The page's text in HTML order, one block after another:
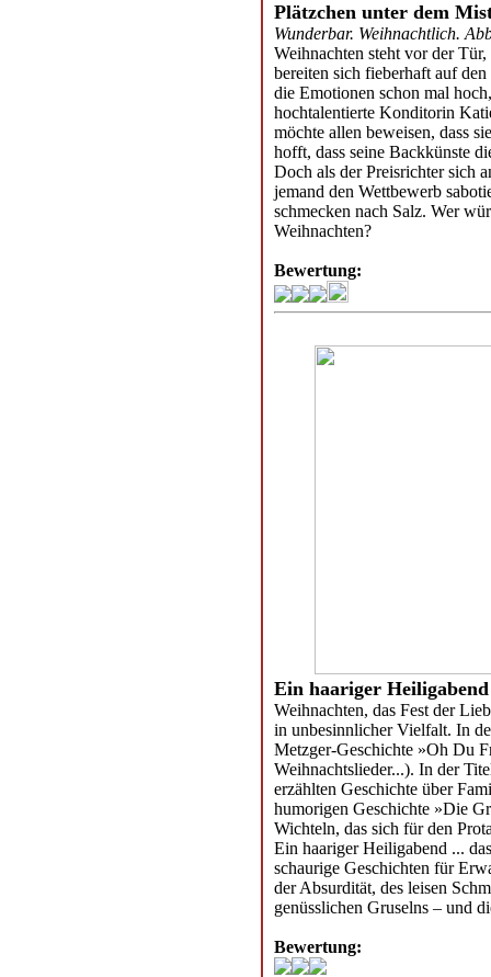
Plätzchen unter dem
Wunderbar. Weihnachtlich.
Weihnachten steht vor der
bereiten sich fieberhaft auf
die Emotionen schon mal
hochtalentierte Konditorin
möchte allen beweisen, dass
hofft, dass seine Backkünste
Doch als der Preisrichter sich
jemand den Wettbewerb
schmecken nach Salz. Wer
Weihnachten?
Bewertung:
Ein haariger
Weihnachten, das Fest der
in unbesinnlicher Vielfalt. In
Metzger-Geschichte »Oh Du
Weihnachtslieder...). In der
erzählten Geschichte über
humorigen Geschichte »Die
Wichteln, das sich für den
Ein haariger Heiligabend ...
schaurige Geschichten für
der Absurdität, des leisen
genüsslichen Gruselns – und
Bewertung: